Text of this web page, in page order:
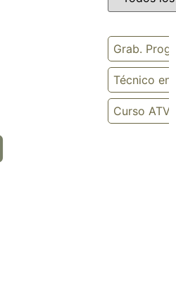
Grab.
Técnico en
Curso ATV